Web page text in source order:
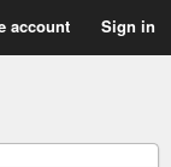
account Sign in